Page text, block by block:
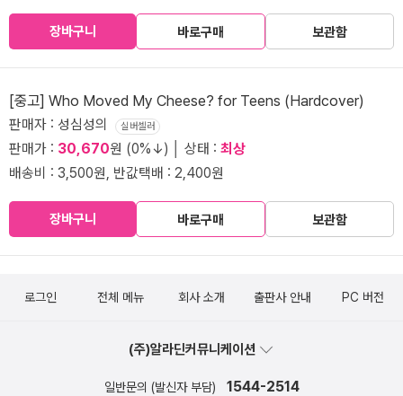
장바구니 바로구매 보관함
[중고] Who Moved My Cheese? for Teens (Hardcover)
판매자 : 성심성의 실버셀러
판매가 : 30,670원 (0%↓) │ 상태 : 최상
배송비 : 3,500원, 반값택배 : 2,400원
장바구니 바로구매 보관함
로그인 전체 메뉴 회사 소개 출판사 안내 PC 버전
(주)알라딘커뮤니케이션
일반문의 (발신자 부담) 1544-2514